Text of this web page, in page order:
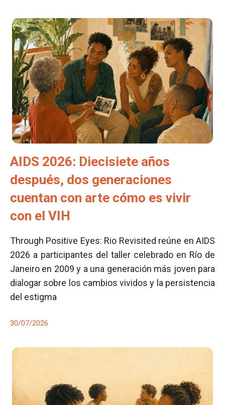
AIDS 2026: Diecisiete años
después, dos generaciones
cuentan con arte cómo es vivir
con el VIH
Through Positive Eyes: Rio Revisited reúne en AIDS
2026 a participantes del taller celebrado en Río de
Janeiro en 2009 y a una generación más joven para
dialogar sobre los cambios vividos y la persistencia
del estigma
30/07/2026